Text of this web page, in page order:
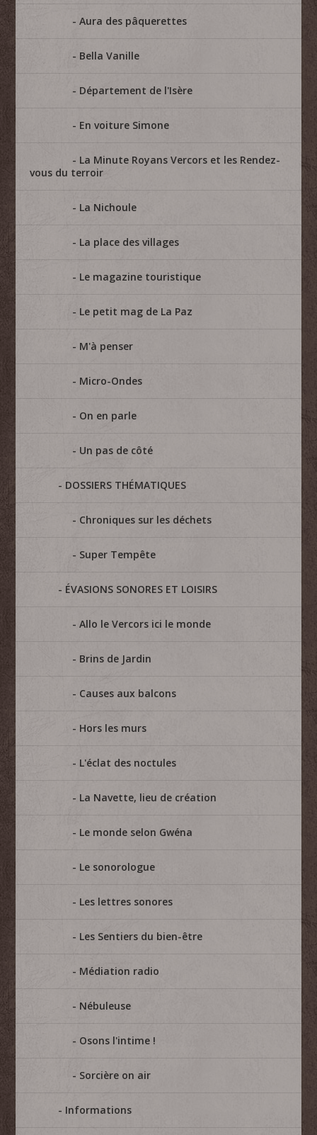
Aura des pâquerettes
Bella Vanille
Département de l'Isère
En voiture Simone
La Minute Royans Vercors et les Rendez-
vous du terroir
La Nichoule
La place des villages
Le magazine touristique
Le petit mag de La Paz
M'à penser
Micro-Ondes
On en parle
Un pas de côté
DOSSIERS THÉMATIQUES
Chroniques sur les déchets
Super Tempête
ÉVASIONS SONORES ET LOISIRS
Allo le Vercors ici le monde
Brins de Jardin
Causes aux balcons
Hors les murs
L'éclat des noctules
La Navette, lieu de création
Le monde selon Gwéna
Le sonorologue
Les lettres sonores
Les Sentiers du bien-être
Médiation radio
Nébuleuse
Osons l'intime !
Sorcière on air
Informations